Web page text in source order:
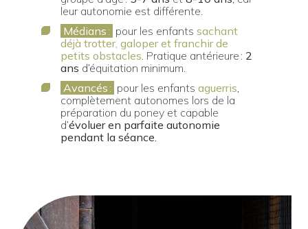
leur autonomie est différente.
Médians : pour les enfants sachant
déjà trotter, galoper et franchir de
petits obstacles. Pratique antérieure : 2
ans d’équitation minimum.
Avancés : pour les enfants aguerris,
complètement autonomes lors de la
préparation du poney et capable
d’évoluer en parfaite autonomie
pendant la séance.